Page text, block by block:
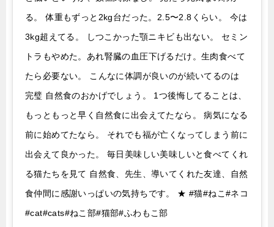
る。 体重もずっと2kg台だった。2.5〜2.8くらい。 今は
3kg超えてる。 しつこかった顎ニキビも出ない。 セミン
トラもやめた。あれ腎臓の血圧下げるだけ。生肉食べて
たら必要ない。 こんなに体調が良いのが続いてるのは
完璧 自然食のおかげでしょう。 1つ後悔してることは、
もっともっと早く自然食に出会えてたなら。 病気になる
前に始めてたなら。 それでも福が亡くなってしまう前に
出会えて良かった。 毎日美味しい美味しいと食べてくれ
る猫たちを見て 自然食、先生、導いてくれた友達、自然
食仲間に感謝いっぱいの気持ちです。 ★ #猫#ねこ#ネコ
#cat#cats#ねこ部#猫部#ふわもこ部